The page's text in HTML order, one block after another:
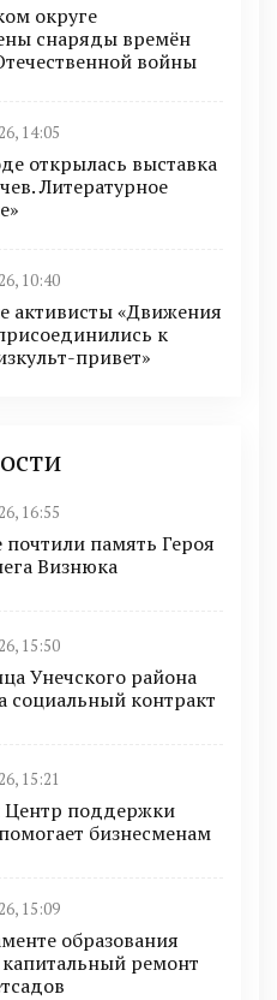
округе
снаряды времён
войны
14:05
открылась выставка
Литературное
10:40
активисты «Движения
к
привет»
16:55
почтили память Героя
Визнюка
15:50
Унечского района
социальный контракт
15:21
Центр поддержки
бизнесменам
15:09
образования
ремонт